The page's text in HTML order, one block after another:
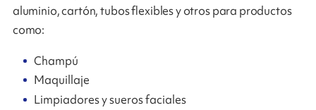
aluminio, cartón, tubos flexibles y otros para productos
como:
Champú
Maquillaje
Limpiadores y sueros faciales